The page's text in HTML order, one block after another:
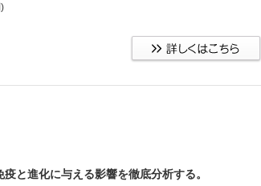
と進化に与える影響を徹底分析する。